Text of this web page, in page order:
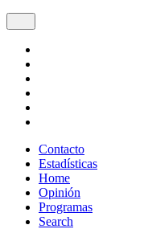
Contacto
Estadísticas
Home
Opinión
Programas
Search